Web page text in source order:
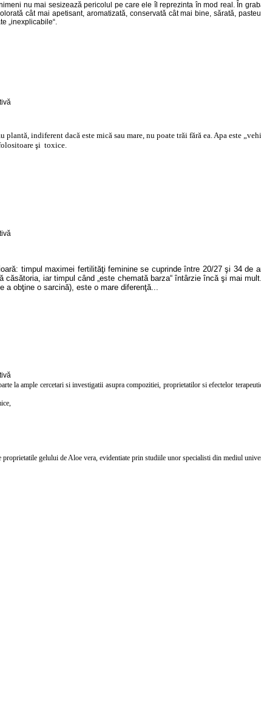
nu mai sesizează pericolul pe care ele îl reprezinta în mod real. În
cât mai apetisant, aromatizată, conservată cât mai bine, sărată,
„inexplicabile“.
indiferent dacă este mică sau mare, nu poate trăi fără ea. Apa este
şi toxice.
timpul maximei fertilităţi feminine se cuprinde între 20/27 şi 34
iar timpul când „este chemată barza“ întârzie încă şi mai
a obţine o sarcină), este o mare diferenţă...
la ample cercetari si investigatii asupra compozitiei, proprietatilor si efectelor
gelului de Aloe vera, evidentiate prin studiile unor specialisti din mediul